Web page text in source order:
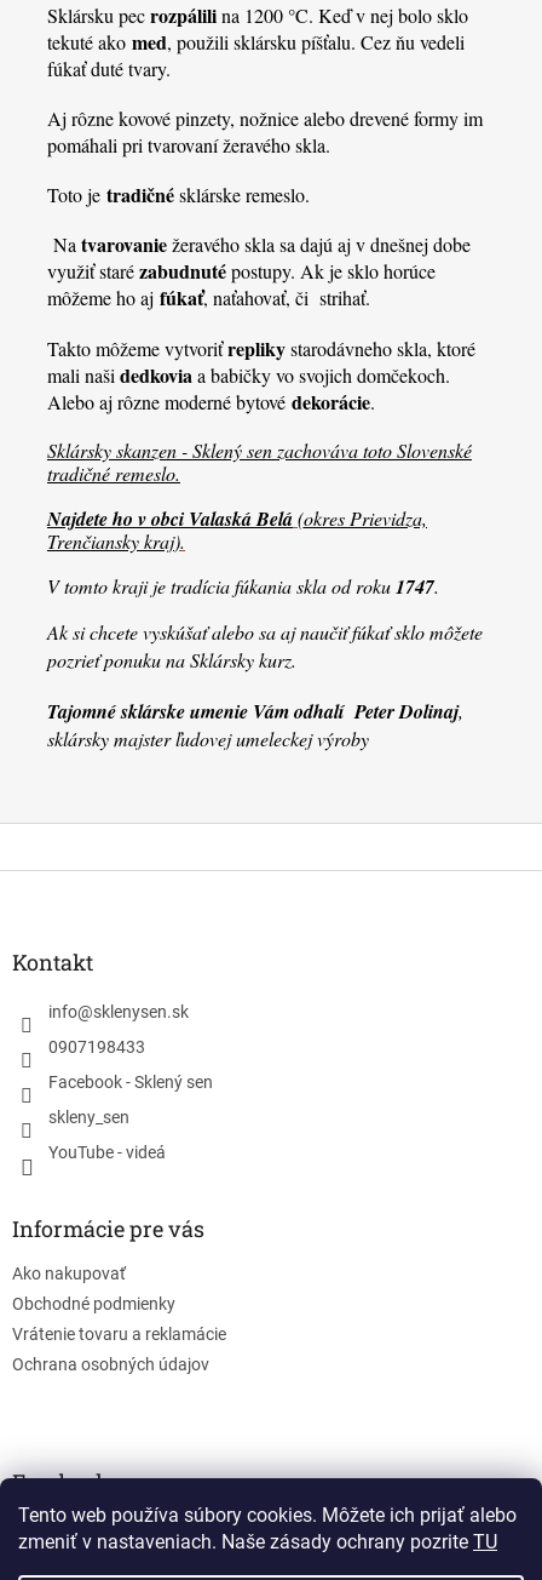
Tento web používa súbory cookies. Môžete ich prijať alebo
zmeniť v nastaveniach. Naše zásady ochrany pozrite TU
Sklársku pecrozpálilina 1200 °C. Keď v nej bolo sklo
tekuté ako med, použili sklársku píšťalu. Cez ňu vedeli
fúkať duté tvary.
Aj rôzne kovové pinzety, nožnice alebo drevené formy im
pomáhali pri tvarovaní žeravého skla.
Toto je tradičnésklárske remeslo.
Natvarovaniežeravého skla sa dajú aj v dnešnej dobe
využiť starézabudnutépostupy. Ak je sklo horúce
môžeme ho aj fúkať, naťahovať, či strihať.
Takto môžeme vytvoriťreplikystarodávneho skla, ktoré
mali našidedkoviaa babičky vo svojich domčekoch.
Alebo aj rôzne moderné bytové dekorácie.
Sklársky skanzen - Sklený sen zachováva toto Slovenské
tradičné remeslo.
Najdete ho v obci Valaská Belá(okres Prievidza,
Trenčiansky kraj).
V tomto kraji je tradícia fúkania skla od roku1747.
Ak si chcete vyskúšať alebo sa aj naučiť fúkať sklo môžete
pozrieť ponuku na Sklársky kurz.
Tajomné sklárske umenie Vám odhalí Peter Dolinaj,
sklársky majster ľudovej umeleckej výroby
Kontakt
info@sklenysen.sk
0907198433
Facebook - Sklený sen
skleny_sen
YouTube - videá
Informácie pre vás
Ako nakupovať
Obchodné podmienky
Vrátenie tovaru a reklamácie
Ochrana osobných údajov
Facebook